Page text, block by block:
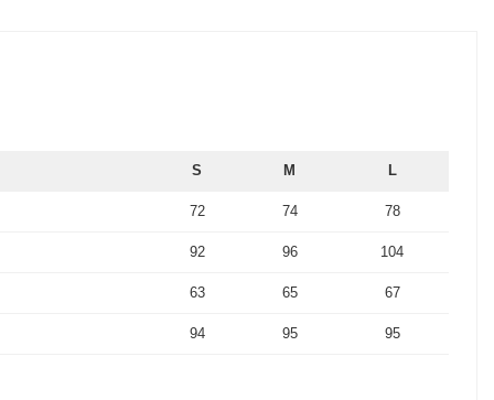
S M L
72 74 78
92 96 104
63 65 67
94 95 95